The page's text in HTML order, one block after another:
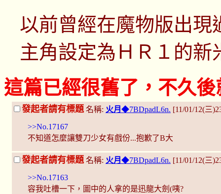
以前曾經在魔物版出現
主角設定為ＨＲ１的
這篇已經很舊了，不久
發起者請有標題 名稱: 火月 ◆7BDpadL6n. [11/01/12(三
>>No.17167
不知道怎麼讓雙刀少女有戲份...抱歉了B大
發起者請有標題 名稱: 火月 ◆7BDpadL6n. [11/01/12(三
>>No.17163
容我吐槽一下，圖中的人拿的是迅龍大劍(咦?